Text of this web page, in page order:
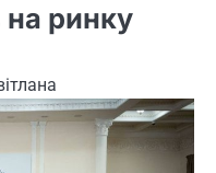
на ринку